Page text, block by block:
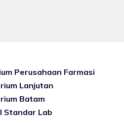
Perusahaan Farmasi
Lanjutan
Batam
Standar Lab